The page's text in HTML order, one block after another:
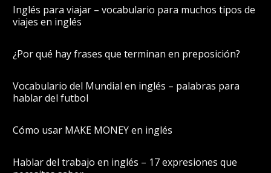
Inglés para viajar – vocabulario para muchos tipos de
viajes en inglés
¿Por qué hay frases que terminan en preposición?
Vocabulario del Mundial en inglés – palabras para
hablar del futbol
Cómo usar MAKE MONEY en inglés
Hablar del trabajo en inglés – 17 expresiones que